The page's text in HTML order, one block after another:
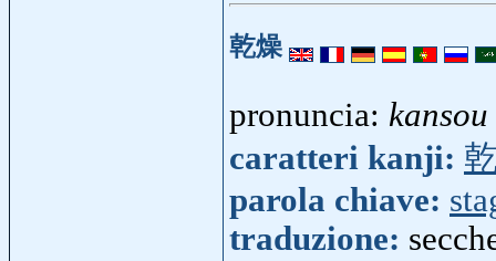
乾燥
pronuncia: kansou
caratteri kanji:
parola chiave:
traduzione: